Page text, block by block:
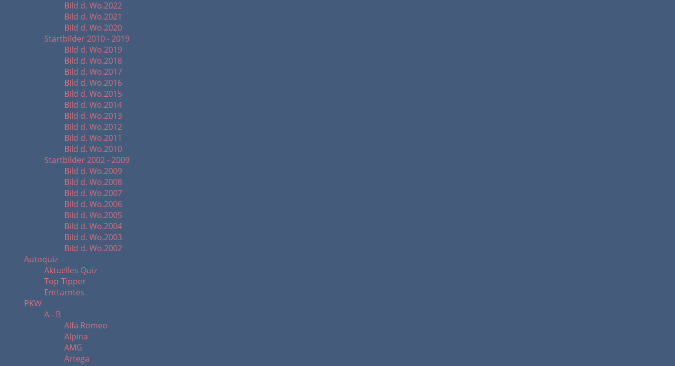
Bild d. Wo.2022
Bild d. Wo.2021
Bild d. Wo.2020
Startbilder 2010 - 2019
Bild d. Wo.2019
Bild d. Wo.2018
Bild d. Wo.2017
Bild d. Wo.2016
Bild d. Wo.2015
Bild d. Wo.2014
Bild d. Wo.2013
Bild d. Wo.2012
Bild d. Wo.2011
Bild d. Wo.2010
Startbilder 2002 - 2009
Bild d. Wo.2009
Bild d. Wo.2008
Bild d. Wo.2007
Bild d. Wo.2006
Bild d. Wo.2005
Bild d. Wo.2004
Bild d. Wo.2003
Bild d. Wo.2002
Autoquiz
Aktuelles Quiz
Top-Tipper
Enttarntes
PKW
A - B
Alfa Romeo
Alpina
AMG
Artega